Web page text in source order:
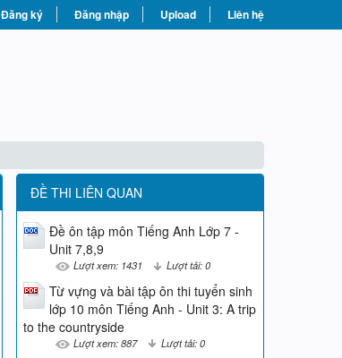
Đăng ký Đăng nhập Upload Liên hệ
ĐỀ THI LIÊN QUAN
Đề ôn tập môn Tiếng Anh Lớp 7 -
Unit 7,8,9
Lượt xem: 1431 Lượt tải: 0
Từ vựng và bài tập ôn thi tuyển sinh
lớp 10 môn Tiếng Anh - Unit 3: A trip
to the countryside
Lượt xem: 887 Lượt tải: 0